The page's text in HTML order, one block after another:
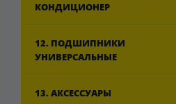
КОНДИЦИОНЕР
12. ПОДШИПНИКИ
УНИВЕРСАЛЬНЫЕ
13. АКСЕССУАРЫ